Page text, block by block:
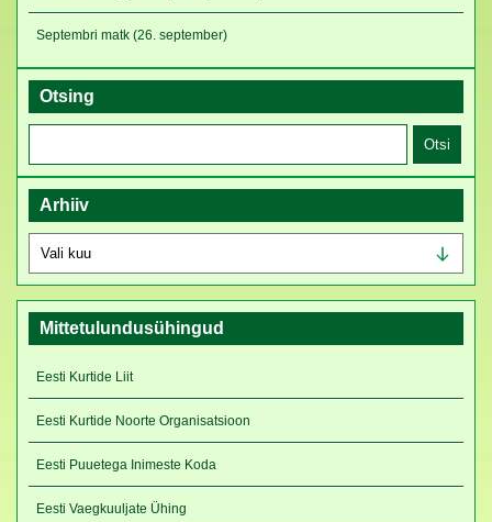
Septembri matk (26. september)
Otsing
Arhiiv
Arhiiv
Mittetulundusühingud
Eesti Kurtide Liit
Eesti Kurtide Noorte Organisatsioon
Eesti Puuetega Inimeste Koda
Eesti Vaegkuuljate Ühing